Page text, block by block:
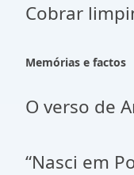
Cobrar
Memórias e factos
O verso de
“Nasci em